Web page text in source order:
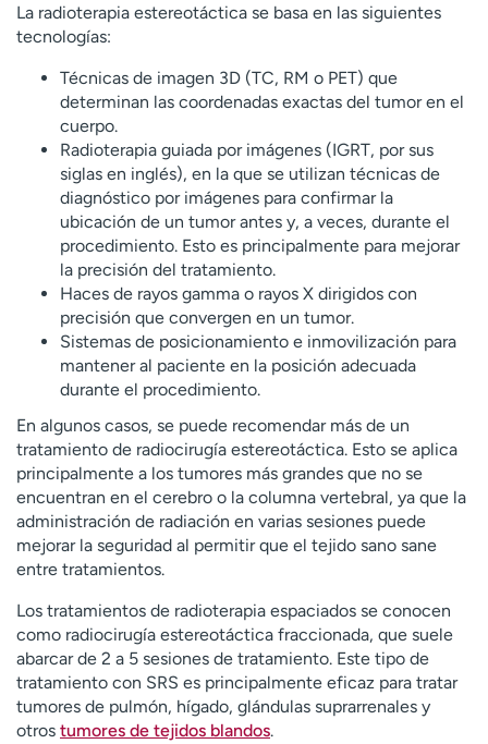
La radioterapia estereotáctica se basa en las siguientes
tecnologías:
Técnicas de imagen 3D (TC, RM o PET) que
determinan las coordenadas exactas del tumor en el
cuerpo.
Radioterapia guiada por imágenes (IGRT, por sus
siglas en inglés), en la que se utilizan técnicas de
diagnóstico por imágenes para confirmar la
ubicación de un tumor antes y, a veces, durante el
procedimiento. Esto es principalmente para mejorar
la precisión del tratamiento.
Haces de rayos gamma o rayos X dirigidos con
precisión que convergen en un tumor.
Sistemas de posicionamiento e inmovilización para
mantener al paciente en la posición adecuada
durante el procedimiento.
En algunos casos, se puede recomendar más de un
tratamiento de radiocirugía estereotáctica. Esto se aplica
principalmente a los tumores más grandes que no se
encuentran en el cerebro o la columna vertebral, ya que la
administración de radiación en varias sesiones puede
mejorar la seguridad al permitir que el tejido sano sane
entre tratamientos.
Los tratamientos de radioterapia espaciados se conocen
como radiocirugía estereotáctica fraccionada, que suele
abarcar de 2 a 5 sesiones de tratamiento. Este tipo de
tratamiento con SRS es principalmente eficaz para tratar
tumores de pulmón, hígado, glándulas suprarrenales y
otros tumores de tejidos blandos.